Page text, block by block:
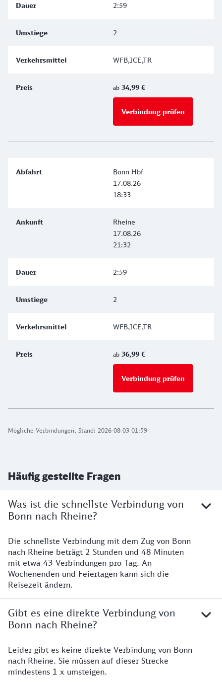
Mögliche Verbindungen, Stand: 2026-08-03 01:59
2:59
2
WFB,ICE,TR
ab 34,99 €
Verbindung prüfen
Bonn Hbf
17.08.26
18:33
Rheine
17.08.26
21:32
2:59
2
WFB,ICE,TR
ab 36,99 €
Verbindung prüfen
Häufig gestellte Fragen
Was ist die schnellste Verbindung von
Bonn nach Rheine?
Die schnellste Verbindung mit dem Zug von Bonn
nach Rheine beträgt 2 Stunden und 48 Minuten
mit etwa 43 Verbindungen pro Tag. An
Wochenenden und Feiertagen kann sich die
Reisezeit ändern.
Gibt es eine direkte Verbindung von
Bonn nach Rheine?
Leider gibt es keine direkte Verbindung von Bonn
nach Rheine. Sie müssen auf dieser Strecke
mindestens 1 x umsteigen.